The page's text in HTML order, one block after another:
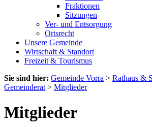
Fraktionen
Sitzungen
Ver- und Entsorgung
Ortsrecht
Unsere Gemeinde
Wirtschaft & Standort
Freizeit & Tourismus
Sie sind hier: Gemeinde Vorra > Rathaus &
Gemeinderat > Mitglieder
Mitglieder